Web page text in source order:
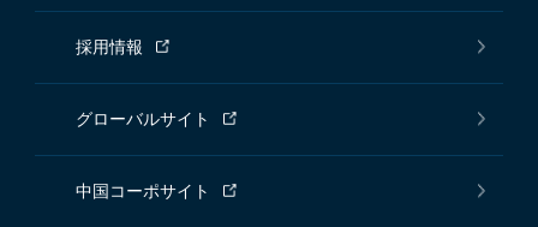
採用情報
グローバルサイト
中国コーポサイト